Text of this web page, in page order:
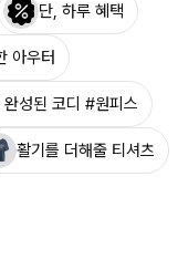
단, 하루 혜택
아우터
완성된 코디 #원피스
활기를 더해줄 티셔츠